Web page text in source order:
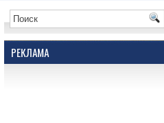
РЕКЛАМА